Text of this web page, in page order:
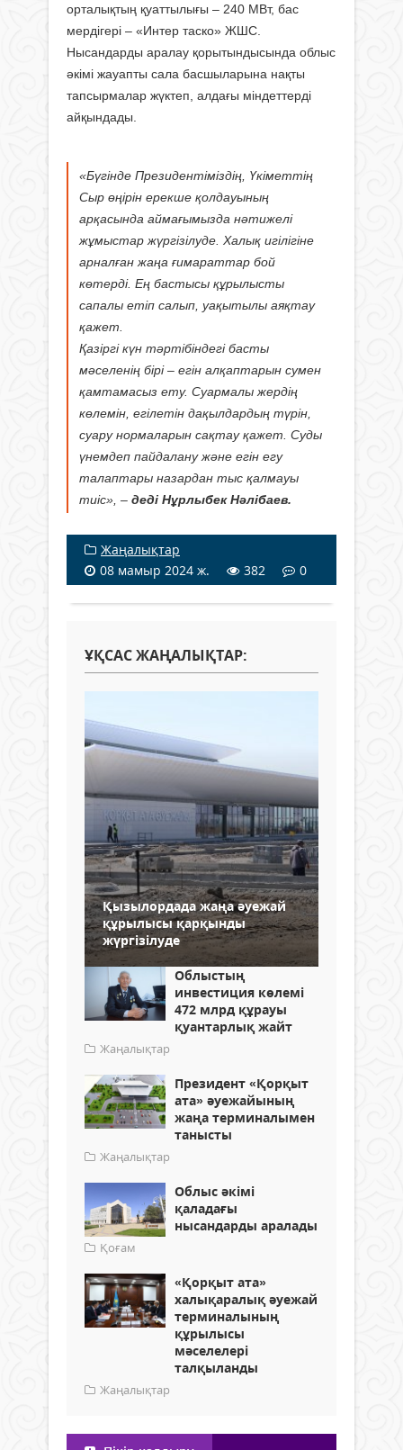
орталықтың қуаттылығы – 240 МВт, бас
мердігері – «Интер таско» ЖШС.
Нысандарды аралау қорытындысында облыс
әкімі жауапты сала басшыларына нақты
тапсырмалар жүктеп, алдағы міндеттерді
айқындады.
«Бүгінде Президентіміздің, Үкіметтің
Сыр өңірін ерекше қолдауының
арқасында аймағымызда нәтижелі
жұмыстар жүргізілуде. Халық игілігіне
арналған жаңа ғимараттар бой
көтерді. Ең бастысы құрылысты
сапалы етіп салып, уақытылы аяқтау
қажет.
Қазіргі күн тәртібіндегі басты
мәселенің бірі – егін алқаптарын сумен
қамтамасыз ету. Суармалы жердің
көлемін, егілетін дақылдардың түрін,
суару нормаларын сақтау қажет. Суды
үнемдеп пайдалану және егін егу
талаптары назардан тыс қалмауы
тиіс», – деді Нұрлыбек Нәлібаев.
Жаңалықтар
08 мамыр 2024 ж.
382 0
ҰҚСАС ЖАҢАЛЫҚТАР:
Қызылордада жаңа әуежай
құрылысы қарқынды
жүргізілуде
Облыстың
инвестиция көлемі
472 млрд құрауы
қуантарлық жайт
Жаңалықтар
Президент «Қорқыт
ата» әуежайының
жаңа терминалымен
танысты
Жаңалықтар
Облыс әкімі
қаладағы
нысандарды аралады
Қоғам
«Қорқыт ата»
халықаралық әуежай
терминалының
құрылысы
мәселелері
талқыланды
Жаңалықтар